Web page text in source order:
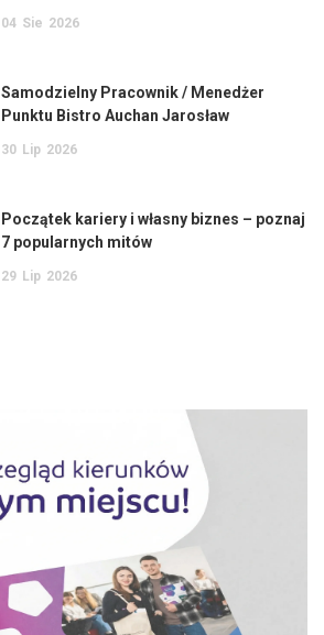
04 Sie 2026
Samodzielny Pracownik / Menedżer
Punktu Bistro Auchan Jarosław
30 Lip 2026
Początek kariery i własny biznes – poznaj
7 popularnych mitów
29 Lip 2026